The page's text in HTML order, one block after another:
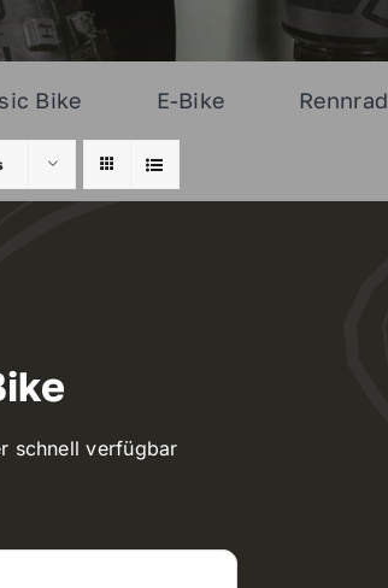
Bike E-Bike Rennrad
schnell verfügbar